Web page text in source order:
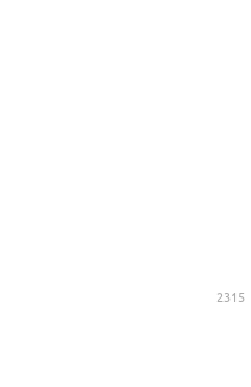
2315